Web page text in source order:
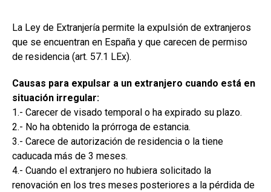
La Ley de Extranjería permite la expulsión de extranjeros
que se encuentran en España y que carecen de permiso
de residencia (art. 57.1 LEx).
Causas para expulsar a un extranjero cuando está en
situación irregular:
1.- Carecer de visado temporal o ha expirado su plazo.
2.- No ha obtenido la prórroga de estancia.
3.- Carece de autorización de residencia o la tiene
caducada más de 3 meses.
4.- Cuando el extranjero no hubiera solicitado la
renovación en los tres meses posteriores a la pérdida de